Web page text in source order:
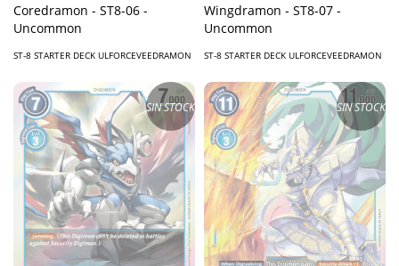
Coredramon - ST8-06 -
Uncommon
ST-8 STARTER DECK ULFORCEVEEDRAMON
Wingdramon - ST8-07 -
Uncommon
ST-8 STARTER DECK ULFORCEVEEDRAMON
SIN STOCK SIN STOCK